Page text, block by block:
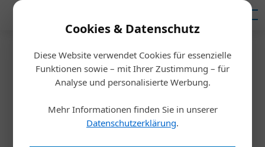
Cookies & Datenschutz
Diese Website verwendet Cookies für essenzielle
Funktionen sowie – mit Ihrer Zustimmung – für
Analyse und personalisierte Werbung.
Mehr Informationen finden Sie in unserer
Datenschutzerklärung.
Startseite/Inspiration
Vom Ende der Naivität
Alexandra Rotter 11.05.2022, 10:28 Uhr